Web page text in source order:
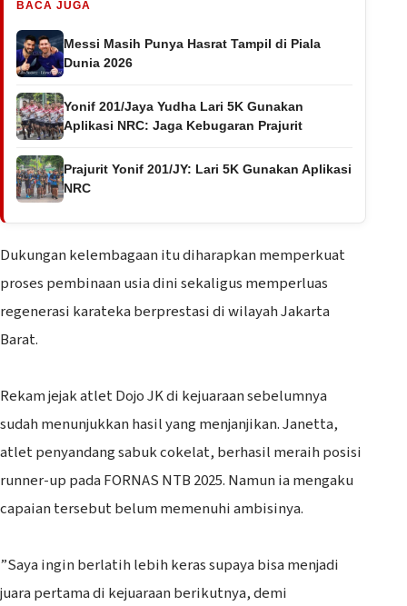
BACA JUGA
Messi Masih Punya Hasrat Tampil di Piala
Dunia 2026
Yonif 201/Jaya Yudha Lari 5K Gunakan
Aplikasi NRC: Jaga Kebugaran Prajurit
Prajurit Yonif 201/JY: Lari 5K Gunakan Aplikasi
NRC
Dukungan kelembagaan itu diharapkan memperkuat
proses pembinaan usia dini sekaligus memperluas
regenerasi karateka berprestasi di wilayah Jakarta
Barat.
‎Rekam jejak atlet Dojo JK di kejuaraan sebelumnya
sudah menunjukkan hasil yang menjanjikan. Janetta,
atlet penyandang sabuk cokelat, berhasil meraih posisi
runner-up pada FORNAS NTB 2025. Namun ia mengaku
capaian tersebut belum memenuhi ambisinya.
‎”Saya ingin berlatih lebih keras supaya bisa menjadi
juara pertama di kejuaraan berikutnya, demi